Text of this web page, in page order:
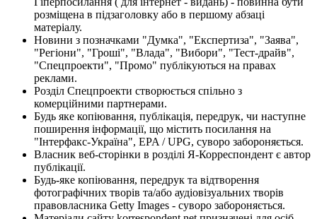
розміщена в підзаголовку або в першому абзаці
матеріалу.
Новини з позначками "Думка", "Експертиза", "Заява",
"Регіони", "Гроші", "Влада", "Вибори", "Тест-драйв",
"Спецпроекти", "Промо" публікуються на правах
реклами.
Розділ Спецпроекти створюється спільно з
комерційними партнерами.
Будь яке копіювання, публікація, передрук, чи наступне
поширення інформації, що містить посилання на
"Інтерфакс-Україна", EPA / UPG, суворо забороняється.
Власник веб-сторінки в розділі Я-Корреспондент є автор
публікації.
Будь-яке копіювання, передрук та відтворення
фотографічних творів та/або аудіовізуальних творів
правовласника Getty Images - суворо забороняється.